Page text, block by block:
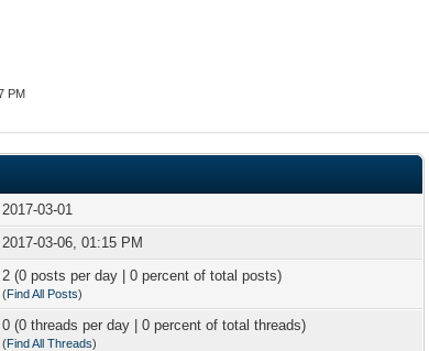
PM
2017-03-01
2017-03-06, 01:15 PM
2 (0 posts per day | 0 percent of total posts)
(Find All Posts)
0 (0 threads per day | 0 percent of total threads)
(Find All Threads)